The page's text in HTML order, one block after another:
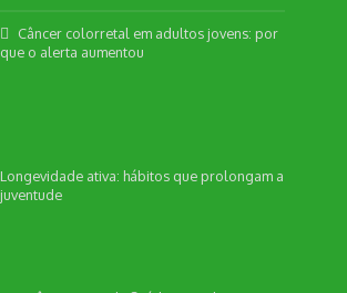
Câncer colorretal em adultos jovens: por
que o alerta aumentou
Longevidade ativa: hábitos que prolongam a
juventude